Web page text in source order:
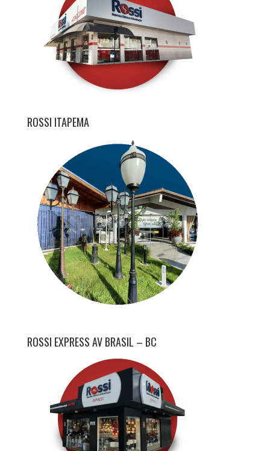
ROSSI ITAPEMA
ROSSI EXPRESS AV BRASIL – BC